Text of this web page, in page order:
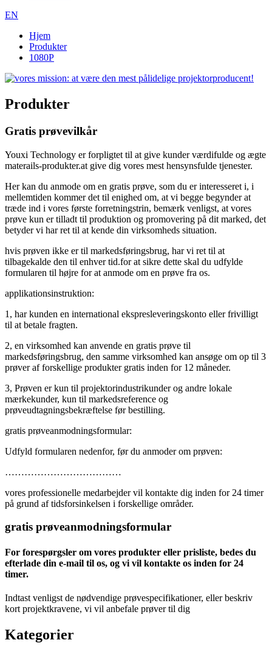
EN
Hjem
Produkter
1080P
Produkter
Gratis prøvevilkår
Youxi Technology er forpligtet til at give kunder værdifulde og ægte
materails-produkter.at give dig vores mest hensynsfulde tjenester.
Her kan du anmode om en gratis prøve, som du er interesseret i, i
mellemtiden kommer det til enighed om, at vi begge begynder at
træde ind i vores første forretningstrin, bemærk venligst, at vores
prøve kun er tilladt til produktion og promovering på dit marked, det
betyder vi har ret til at kende din virksomheds situation.
hvis prøven ikke er til markedsføringsbrug, har vi ret til at
tilbagekalde den til enhver tid.for at sikre dette skal du udfylde
formularen til højre for at anmode om en prøve fra os.
applikationsinstruktion:
1, har kunden en international ekspresleveringskonto eller frivilligt
til at betale fragten.
2, en virksomhed kan anvende en gratis prøve til
markedsføringsbrug, den samme virksomhed kan ansøge om op til 3
prøver af forskellige produkter gratis inden for 12 måneder.
3, Prøven er kun til projektorindustrikunder og andre lokale
mærkekunder, kun til markedsreference og
prøveudtagningsbekræftelse før bestilling.
gratis prøveanmodningsformular:
Udfyld formularen nedenfor, før du anmoder om prøven:
………………………………
vores professionelle medarbejder vil kontakte dig inden for 24 timer
på grund af tidsforsinkelsen i forskellige områder.
gratis prøveanmodningsformular
For forespørgsler om vores produkter eller prisliste, bedes du
efterlade din e-mail til os, og vi vil kontakte os inden for 24
timer.
Indtast venligst de nødvendige prøvespecifikationer, eller beskriv
kort projektkravene, vi vil anbefale prøver til dig
Kategorier